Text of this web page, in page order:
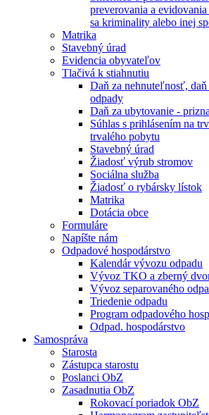
preverovania a
sa kriminality alebo inej
Matrika
Stavebný úrad
Evidencia obyvateľov
Tlačivá k stiahnutiu
Daň za nehnuteľnosť, daň
odpady
Daň za ubytovanie -
Súhlas s prihlásením na
trvalého pobytu
Stavebný úrad
Žiadosť výrub stromov
Sociálna služba
Žiadosť o rybársky lístok
Matrika
Dotácia obce
Formuláre
Napíšte nám
Odpadové hospodárstvo
Kalendár vývozu odpadu
Vývoz TKO a zberný
Vývoz separovaného
Triedenie odpadu
Program odpadového
Odpad. hospodárstvo
Samospráva
Starosta
Zástupca starostu
Poslanci ObZ
Zasadnutia ObZ
Rokovací poriadok ObZ